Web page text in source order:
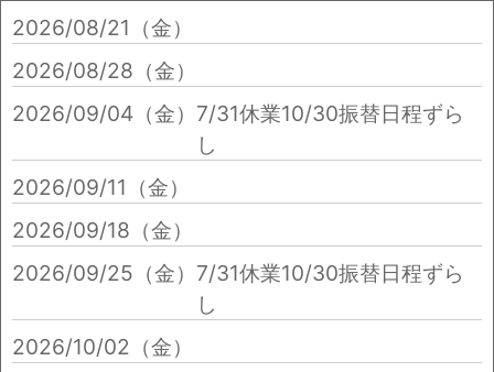
2026/08/21（金）
2026/08/28（金）
2026/09/04（金） 7/31休業10/30振替日程ずら
し
2026/09/11（金）
2026/09/18（金）
2026/09/25（金） 7/31休業10/30振替日程ずら
し
2026/10/02（金）